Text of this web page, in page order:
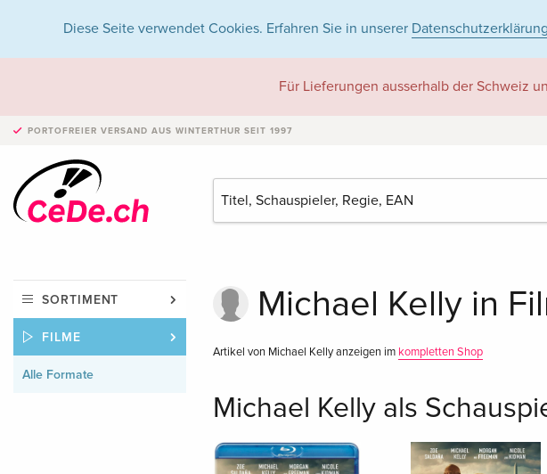
Diese Seite verwendet Cookies. Erfahren Sie in unserer Datenschutzerklärung
Für Lieferungen ausserhalb der Schweiz
PORTOFREIER VERSAND AUS WINTERTHUR SEIT 1997
SORTIMENT
FILME
Alle Formate
Michael Kelly in
Artikel von Michael Kelly anzeigen im kompletten Shop
Michael Kelly als